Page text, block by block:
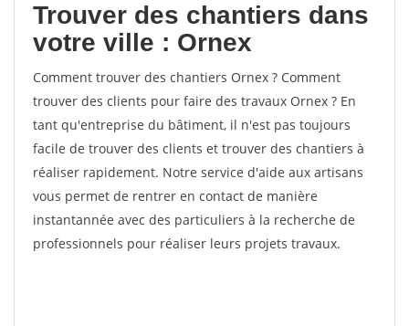
Trouver des chantiers dans
votre ville : Ornex
Comment trouver des chantiers Ornex ? Comment
trouver des clients pour faire des travaux Ornex ? En
tant qu'entreprise du bâtiment, il n'est pas toujours
facile de trouver des clients et trouver des chantiers à
réaliser rapidement. Notre service d'aide aux artisans
vous permet de rentrer en contact de manière
instantannée avec des particuliers à la recherche de
professionnels pour réaliser leurs projets travaux.